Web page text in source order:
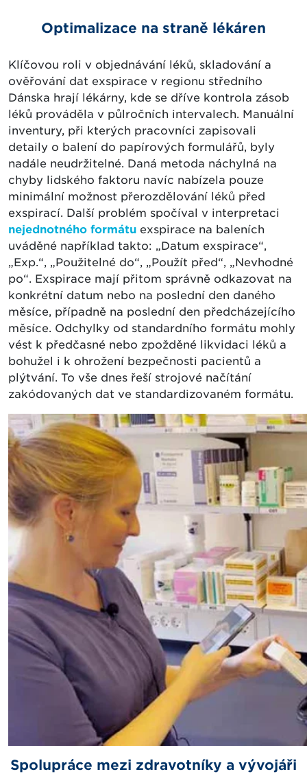
Optimalizace na straně lékáren
Klíčovou roli v objednávání léků, skladování a
ověřování dat exspirace v regionu středního
Dánska hrají lékárny, kde se dříve kontrola zásob
léků prováděla v půlročních intervalech. Manuální
inventury, při kterých pracovníci zapisovali
detaily o balení do papírových formulářů, byly
nadále neudržitelné. Daná metoda náchylná na
chyby lidského faktoru navíc nabízela pouze
minimální možnost přerozdělování léků před
exspirací. Další problém spočíval v interpretaci
nejednotného formátu exspirace na baleních
uváděné například takto: „Datum exspirace“,
„Exp.“, „Použitelné do“, „Použít před“, „Nevhodné
po“. Exspirace mají přitom správně odkazovat na
konkrétní datum nebo na poslední den daného
měsíce, případně na poslední den předcházejícího
měsíce. Odchylky od standardního formátu mohly
vést k předčasné nebo zpožděné likvidaci léků a
bohužel i k ohrožení bezpečnosti pacientů a
plýtvání. To vše dnes řeší strojové načítání
zakódovaných dat ve standardizovaném formátu.
Spolupráce mezi zdravotníky a vývojáři